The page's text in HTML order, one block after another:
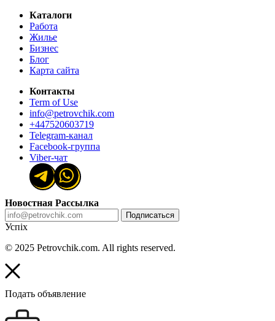
Каталоги
Работа
Жилье
Бизнес
Блог
Карта сайта
Контакты
Term of Use
info@petrovchik.com
+447520603719
Telegram-канал
Facebook-группа
Viber-чат
Новостная Рассылка
Подписаться
Успіх
© 2025 Petrovchik.com. All rights reserved.
Подать объявление